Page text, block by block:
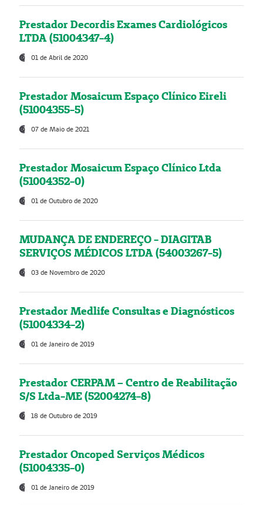
Prestador Decordis Exames Cardiológicos
LTDA (51004347-4)
01 de Abril de 2020
Prestador Mosaicum Espaço Clínico Eireli
(51004355-5)
07 de Maio de 2021
Prestador Mosaicum Espaço Clínico Ltda
(51004352-0)
01 de Outubro de 2020
MUDANÇA DE ENDEREÇO - DIAGITAB
SERVIÇOS MÉDICOS LTDA (54003267-5)
03 de Novembro de 2020
Prestador Medlife Consultas e Diagnósticos
(51004334-2)
01 de Janeiro de 2019
Prestador CERPAM – Centro de Reabilitação
S/S Ltda-ME (52004274-8)
18 de Outubro de 2019
Prestador Oncoped Serviços Médicos
(51004335-0)
01 de Janeiro de 2019